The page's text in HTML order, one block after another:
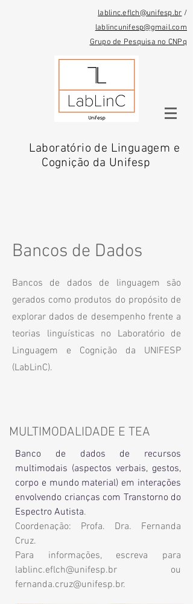
lablinc.eflch@unifesp.br /
lablincunifesp@gmail.com
Grupo de Pesquisa no CNPq
Laboratório de Linguagem e
Cognição da Unifesp
Bancos de Dados
Bancos de dados de linguagem são
gerados como produtos do propósito de
explorar dados de desempenho frente a
teorias linguísticas no Laboratório de
Linguagem e Cognição da UNIFESP
(LabLinC).
MULTIMODALIDADE E TEA
Banco de dados de recursos
multimodais (aspectos verbais, gestos,
corpo e mundo material) em interações
envolvendo crianças com Transtorno do
Espectro Autista.
Coordenação: Profa. Dra. Fernanda
Cruz.
Para informações, escreva para
lablinc.eflch@unifesp.br ou
fernanda.cruz@unifesp.br.